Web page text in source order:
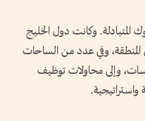
المتبادلة. وكانت دول الخليج
المنطقة، وفي عدد من الساحات
وإلى محاولات توظيف